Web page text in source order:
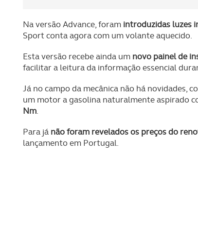
Na versão Advance, foram introduzidas luzes
Sport conta agora com um volante aquecido.
Esta versão recebe ainda um novo painel de
facilitar a leitura da informação essencial
Já no campo da mecânica não há novidades,
um motor a gasolina naturalmente aspirado
Nm.
Para já não foram revelados os preços do
lançamento em Portugal.